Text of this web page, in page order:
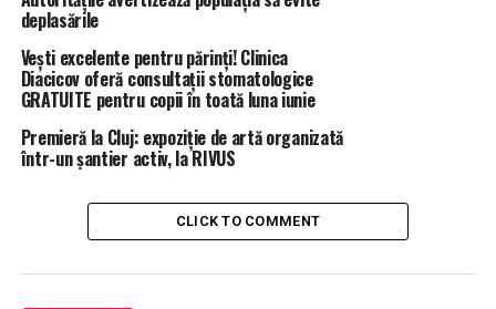
deplasările
Vești excelente pentru părinți! Clinica
Diacicov oferă consultații stomatologice
GRATUITE pentru copii în toată luna iunie
Premieră la Cluj: expoziție de artă organizată
într-un șantier activ, la RIVUS
CLICK TO COMMENT